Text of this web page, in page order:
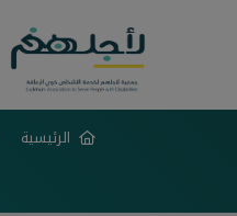
الرئيسية